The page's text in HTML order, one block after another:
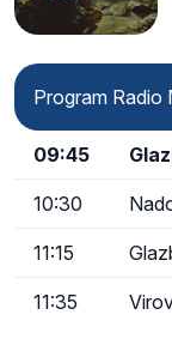
Program Radio
09:45
10:30
11:15
11:35